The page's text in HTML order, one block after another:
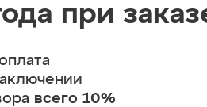
при
всего 10%